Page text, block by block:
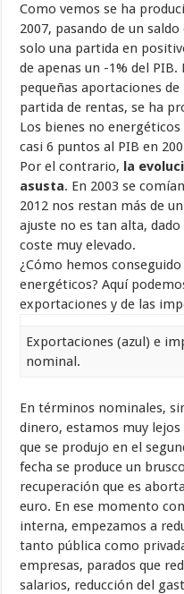
Como vemos se ha
2007, pasando de un
solo una partida en
de apenas un -1% del
pequeñas aportaciones
partida de rentas, se ha
Los bienes no
casi 6 puntos al PIB en
Por el contrario, la
asusta. En 2003 se
2012 nos restan más de
ajuste no es tan alta,
coste muy elevado.
¿Cómo hemos
energéticos? Aquí
exportaciones y de las
Exportaciones (azul) e
nominal.
En términos nominales,
dinero, estamos muy
que se produjo en el
fecha se produce un
recuperación que es
euro. En ese momento
interna, empezamos a
tanto pública como
empresas, parados que
salarios, reducción del